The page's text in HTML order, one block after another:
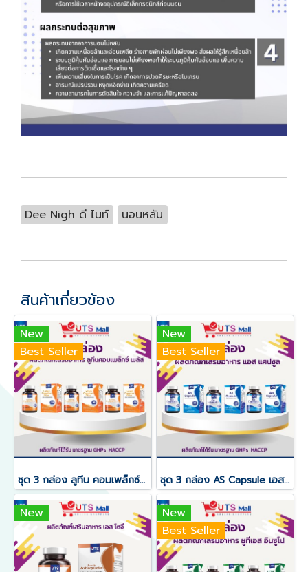
Dee Nigh ดี ไนท์ นอนหลับ
สินค้าเกี่ยวข้อง
New
Best Seller
ชุด 3 กล่อง ลูทีน คอมเพล็กซ์ พลัส Lutein Complex Plus
New
Best Seller
ชุด 3 กล่อง AS Capsule เอสแคปซูล
New
New
Best Seller